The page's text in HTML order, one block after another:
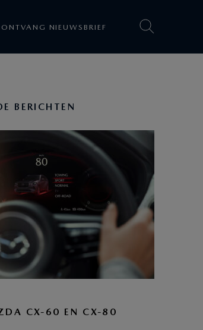
ONTVANG NIEUWSBRIEF
BERICHTEN
CX-60 EN CX-80